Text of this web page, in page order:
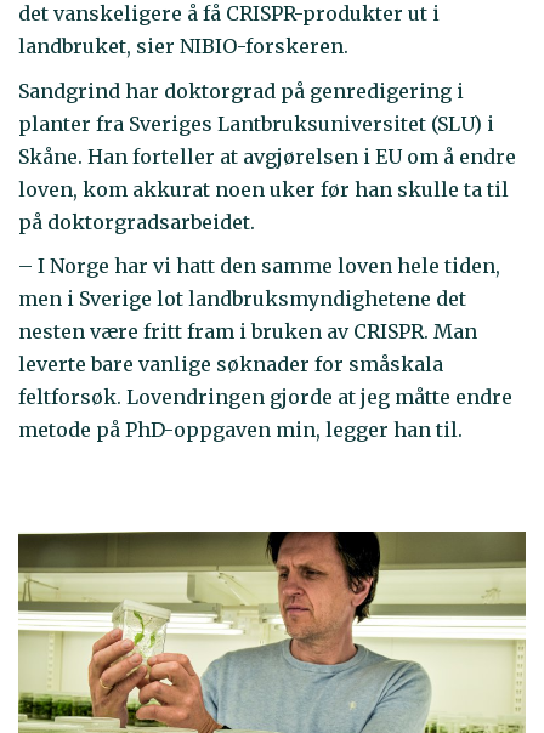
det vanskeligere å få CRISPR-produkter ut i
landbruket, sier NIBIO-forskeren.
Sandgrind har doktorgrad på genredigering i
planter fra Sveriges Lantbruksuniversitet (SLU) i
Skåne. Han forteller at avgjørelsen i EU om å endre
loven, kom akkurat noen uker før han skulle ta til
på doktorgradsarbeidet.
– I Norge har vi hatt den samme loven hele tiden,
men i Sverige lot landbruksmyndighetene det
nesten være fritt fram i bruken av CRISPR. Man
leverte bare vanlige søknader for småskala
feltforsøk. Lovendringen gjorde at jeg måtte endre
metode på PhD-oppgaven min, legger han til.